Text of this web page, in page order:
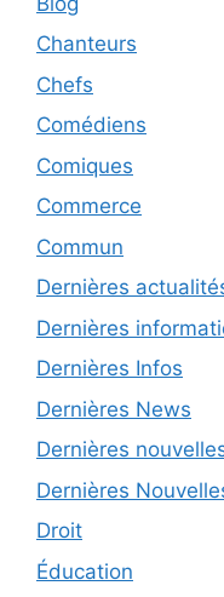
Chanteurs
Chefs
Comédiens
Comiques
Commerce
Commun
Dernières
Dernières
Dernières Infos
Dernières News
Dernières
Dernières
Droit
Éducation